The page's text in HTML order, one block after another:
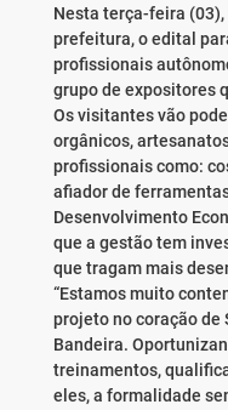
Nesta terça-feira
prefeitura, o edital
profissionais
grupo de expositores
Os visitantes vão
orgânicos,
profissionais como:
afiador de
Desenvolvimento
que a gestão tem
que tragam mais
“Estamos muito
projeto no coração de
Bandeira.
treinamentos,
eles, a formalidade